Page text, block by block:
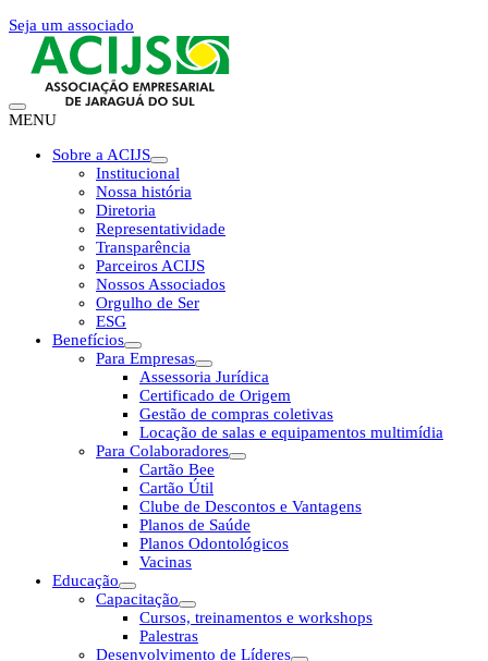
Seja um associado
MENU
Sobre a ACIJS
Institucional
Nossa história
Diretoria
Representatividade
Transparência
Parceiros ACIJS
Nossos Associados
Orgulho de Ser
ESG
Benefícios
Para Empresas
Assessoria Jurídica
Certificado de Origem
Gestão de compras coletivas
Locação de salas e equipamentos multimídia
Para Colaboradores
Cartão Bee
Cartão Útil
Clube de Descontos e Vantagens
Planos de Saúde
Planos Odontológicos
Vacinas
Educação
Capacitação
Cursos, treinamentos e workshops
Palestras
Desenvolvimento de Líderes